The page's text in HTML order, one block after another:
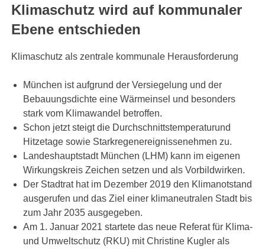
Klimaschutz wird auf kommunaler
Ebene entschieden
Klimaschutz als zentrale kommunale Herausforderung
München ist aufgrund der Versiegelung und der
Bebauungsdichte eine Wärmeinsel und besonders
stark vom Klimawandel betroffen.
Schon jetzt steigt die Durchschnittstemperaturund
Hitzetage sowie Starkregenereignissenehmen zu.
Landeshauptstadt München (LHM) kann im eigenen
Wirkungskreis Zeichen setzen und als Vorbildwirken.
Der Stadtrat hat im Dezember 2019 den Klimanotstand
ausgerufen und das Ziel einer klimaneutralen Stadt bis
zum Jahr 2035 ausgegeben.
Am 1. Januar 2021 startete das neue Referat für Klima-
und Umweltschutz (RKU) mit Christine Kugler als